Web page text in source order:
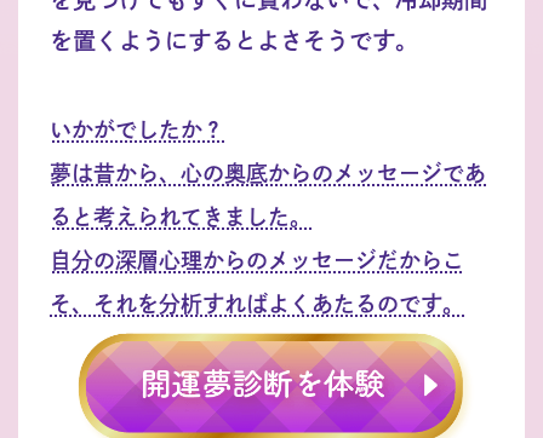
を置くようにするとよさそうです。
いかがでしたか？
夢は昔から、心の奥底からのメッセージであ
ると考えられてきました。
自分の深層心理からのメッセージだからこ
そ、それを分析すればよくあたるのです。